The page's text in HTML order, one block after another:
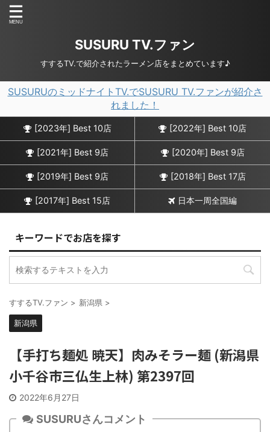
SUSURU TV.ファン
すするTV.で紹介されたラーメン店をまとめています♪
SUSURUのミッドナイトTV.でSUSURU TV.ファンが紹介さ
れました！
[2023年] Best 10店 [2022年] Best 10店
[2021年] Best 9店 [2020年] Best 9店
[2019年] Best 9店 [2018年] Best 17店
[2017年] Best 15店 日本一周全国編
キーワードでお店を探す
すするTV.ファン > 新潟県 >
新潟県
【手打ち麺処 暁天】肉みそラー麺 (新潟県
小千谷市三仏生上林) 第2397回
2022年6月27日
SUSURUさんコメント